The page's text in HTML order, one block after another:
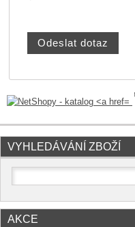
VYHLEDÁVÁNÍ ZBOŽÍ
AKCE